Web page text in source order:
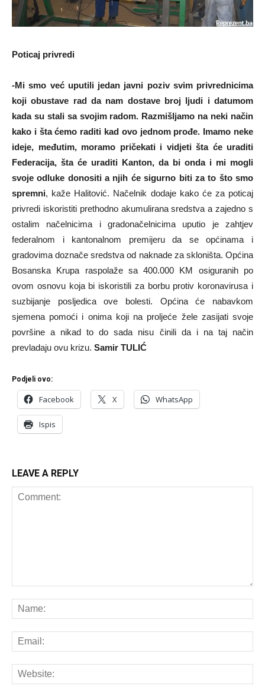
Poticaj privredi
-Mi smo već uputili jedan javni poziv svim privrednicima
koji obustave rad da nam dostave broj ljudi i datumom
kada su stali sa svojim radom. Razmišljamo na neki način
kako i šta ćemo raditi kad ovo jednom prođe. Imamo neke
ideje, međutim, moramo pričekati i vidjeti šta će uraditi
Federacija, šta će uraditi Kanton, da bi onda i mi mogli
svoje odluke donositi a njih će sigurno biti za to što smo
spremni, kaže Halitović. Načelnik dodaje kako će za poticaj
privredi iskoristiti prethodno akumulirana sredstva a zajedno s
ostalim načelnicima i gradonačelnicima uputio je zahtjev
federalnom i kantonalnom premijeru da se općinama i
gradovima doznače sredstva od naknade za skloništa. Općina
Bosanska Krupa raspolaže sa 400.000 KM osiguranih po
ovom osnovu koja bi iskoristili za borbu protiv koronavirusa i
suzbijanje posljedica ove bolesti. Općina će nabavkom
sjemena pomoći i onima koji na proljeće žele zasijati svoje
površine a nikad to do sada nisu činili da i na taj način
prevladaju ovu krizu. Samir TULIĆ
Podjeli ovo:
Facebook X WhatsApp
Ispis
LEAVE A REPLY